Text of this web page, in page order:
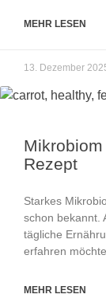
MEHR LESEN
13. Dezember
Rezept
Starkes
schon bekannt.
tägliche
erfahren
MEHR LESEN